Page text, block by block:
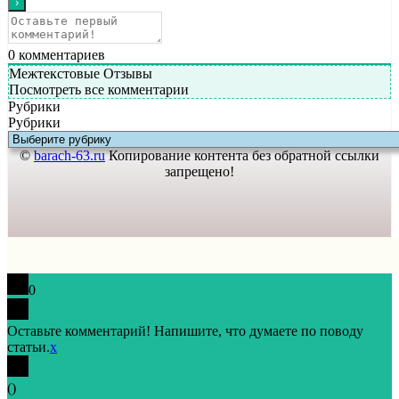
0 комментариев
Межтекстовые Отзывы
Посмотреть все комментарии
Рубрики
Рубрики
©barach-63.ruКопирование контента без обратной ссылки
запрещено!
0
Оставьте комментарий! Напишите, что думаете по поводу
статьи.x
()